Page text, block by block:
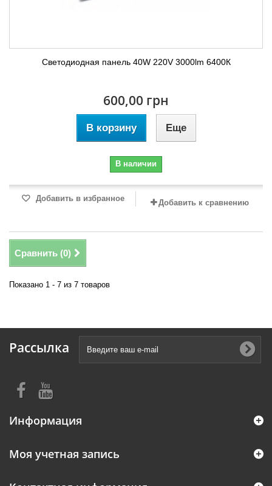
Светодиодная панель 40W 220V 3000lm 6400К
600,00 грн
В корзину Еще
В наличии
Добавить в избранное Добавить к сравнению
Сравнить (0)
Показано 1 - 7 из 7 товаров
Рассылка
Информация
Моя учетная запись